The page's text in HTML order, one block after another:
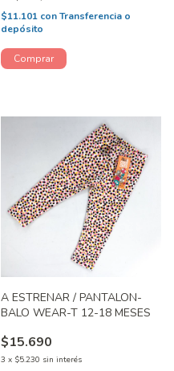
$11.101 conTransferencia o
depósito
A ESTRENAR / PANTALON-
BALO WEAR-T 12-18 MESES
$15.690
3 x $5.230 sin interés